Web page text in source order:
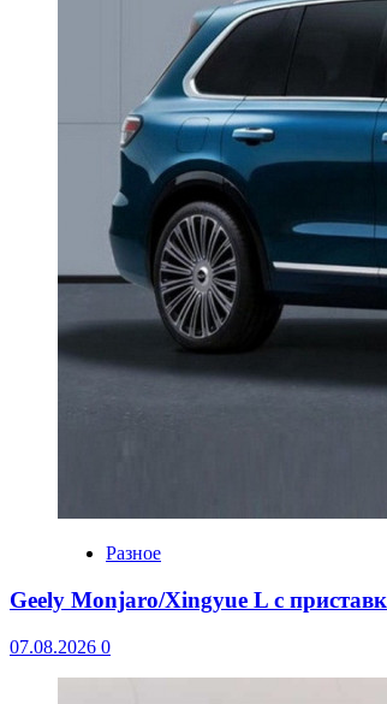
Разное
Geely Monjaro/Xingyue L с
07.08.2026 0